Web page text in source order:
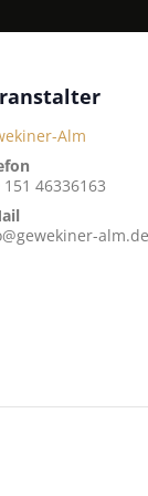
Alm
151 46336163
alm.de